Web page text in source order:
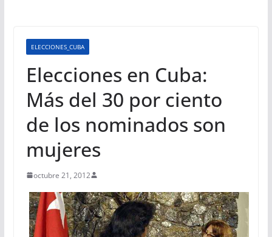
ELECCIONES_CUBA
Elecciones en Cuba:
Más del 30 por ciento
de los nominados son
mujeres
octubre 21, 2012